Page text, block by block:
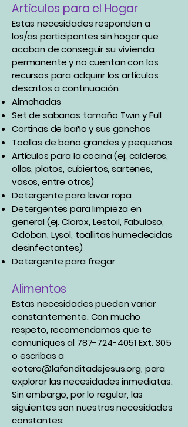
Artículos para el Hogar
Estas necesidades responden a
los/as participantes sin hogar que
acaban de conseguir su vivienda
permanente y no cuentan con los
recursos para adquirir los artículos
descritos a continuación.
Almohadas
Set de sabanas tamaño Twin y Full
Cortinas de baño y sus ganchos
Toallas de baño grandes y pequeñas
Artículos para la cocina (ej. calderos,
ollas, platos, cubiertos, sartenes,
vasos, entre otros)
Detergente para lavar ropa
Detergentes para limpieza en
general (ej. Clorox, Lestoil, Fabuloso,
Odoban, Lysol, toallitas humedecidas
desinfectantes)
Detergente para fregar
Alimentos
Estas necesidades pueden variar
constantemente. Con mucho
respeto, recomendamos que te
comuniques al 787-724-4051 Ext. 305
o escribas a
eotero@lafonditadejesus.org, para
explorar las necesidades inmediatas.
Sin embargo, por lo regular, las
siguientes son nuestras necesidades
constantes: